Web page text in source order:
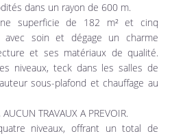
dans un rayon de 600 m.
superficie de 182 m² et cinq
avec soin et dégage un charme
et ses matériaux de qualité.
niveaux, teck dans les salles de
sous-plafond et chauffage au
TRAVAUX A PREVOIR.
niveaux, offrant un total de